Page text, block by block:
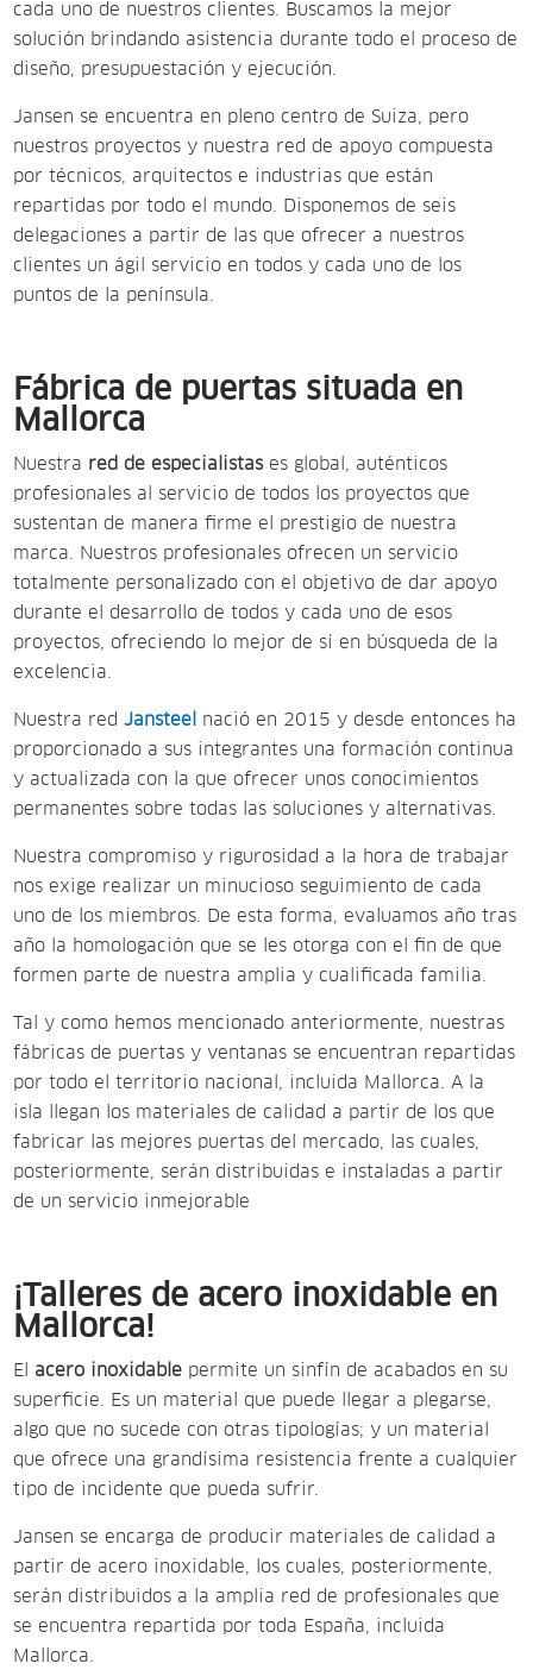
cada uno de nuestros clientes. Buscamos la mejor
solución brindando asistencia durante todo el proceso de
diseño, presupuestación y ejecución.
Jansen se encuentra en pleno centro de Suiza, pero
nuestros proyectos y nuestra red de apoyo compuesta
por técnicos, arquitectos e industrias que están
repartidas por todo el mundo. Disponemos de seis
delegaciones a partir de las que ofrecer a nuestros
clientes un ágil servicio en todos y cada uno de los
puntos de la península.
Fábrica de puertas situada en
Mallorca
Nuestra red de especialistases global, auténticos
profesionales al servicio de todos los proyectos que
sustentan de manera firme el prestigio de nuestra
marca. Nuestros profesionales ofrecen un servicio
totalmente personalizado con el objetivo de dar apoyo
durante el desarrollo de todos y cada uno de esos
proyectos, ofreciendo lo mejor de sí en búsqueda de la
excelencia.
Nuestra redJansteel
nació en 2015 y desde entonces ha
proporcionado a sus integrantes una formación continua
y actualizada con la que ofrecer unos conocimientos
permanentes sobre todas las soluciones y alternativas.
Nuestra compromiso y rigurosidad a la hora de trabajar
nos exige realizar un minucioso seguimiento de cada
uno de los miembros. De esta forma, evaluamos año tras
año la homologación que se les otorga con el fin de que
formen parte de nuestra amplia y cualificada familia.
Tal y como hemos mencionado anteriormente, nuestras
fábricas de puertas y ventanas se encuentran repartidas
por todo el territorio nacional, incluida Mallorca. A la
isla llegan los materiales de calidad a partir de los que
fabricar las mejores puertas del mercado, las cuales,
posteriormente, serán distribuidas e instaladas a partir
de un servicio inmejorable
¡Talleres de acero inoxidable en
Mallorca!
El acero inoxidable permite un sinfín de acabados en su
superficie. Es un material que puede llegar a plegarse,
algo que no sucede con otras tipologías; y un material
que ofrece una grandísima resistencia frente a cualquier
tipo de incidente que pueda sufrir.
Jansen se encarga de producir materiales de calidad a
partir de acero inoxidable, los cuales, posteriormente,
serán distribuidos a la amplia red de profesionales que
se encuentra repartida por toda España, incluida
Mallorca.